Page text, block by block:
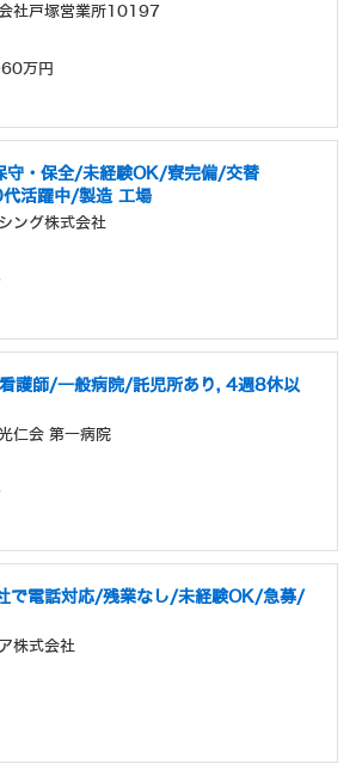
社戸塚営業所10197
万円
守・保全/未経験OK/寮完備/交替
活躍中/製造 工場
ング株式会社
看護師/一般病院/託児所あり, 4週8休以
仁会 第一病院
で電話対応/残業なし/未経験OK/急募/
株式会社